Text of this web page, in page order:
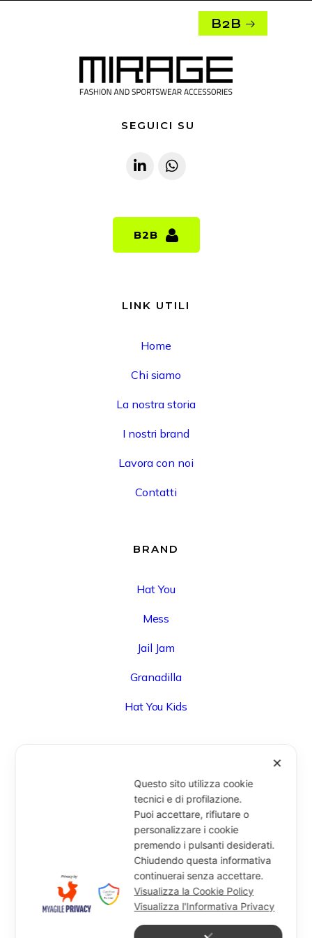
B2B
SEGUICI SU
B2B
B2B
LINK UTILI
Home
Chi siamo
La nostra storia
I nostri brand
Lavora con noi
Contatti
BRAND
Hat You
Mess
Jail Jam
Granadilla
Hat You Kids
Via Degli Speziali, 161 (Blocco 32 Centergross) -
40050 Funo di Argelato (BO) - Italy
info@miragesrl.com
+39 051 8651711
✕
Questo sito utilizza cookie
tecnici e di profilazione.
Puoi accettare, rifiutare o
personalizzare i cookie
premendo i pulsanti desiderati.
Chiudendo questa informativa
continuerai senza accettare.
Visualizza la Cookie Policy
Visualizza l'Informativa Privacy